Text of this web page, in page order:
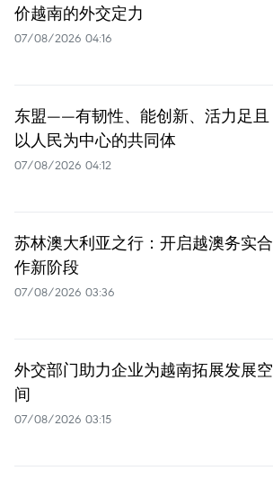
价越南的外交定力
07/08/2026 04:16
东盟——有韧性、能创新、活力足且
以人民为中心的共同体
07/08/2026 04:12
苏林澳大利亚之行：开启越澳务实合
作新阶段
07/08/2026 03:36
外交部门助力企业为越南拓展发展空
间
07/08/2026 03:15